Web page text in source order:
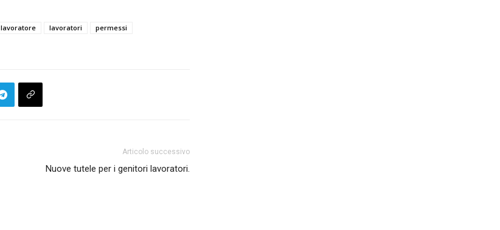
lavoratore lavoratori
permessi
Articolo successivo
Nuove tutele per i genitori lavoratori.